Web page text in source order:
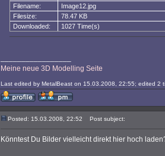
Filename:
Image12.jpg
Filesize:
78.47 KB
Downloaded:
1027 Time(s)
Meine neue 3D Modelling Seite
Last edited by MetalBeast on 15.03.2008, 22:55; edited 2
Posted: 15.03.2008, 22:52 Post subject:
Könntest Du Bilder vielleicht direkt hier hoch